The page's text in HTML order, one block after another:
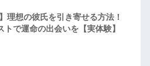
理想の彼氏を引き寄せる方法！
トで運命の出会いを【実体験】